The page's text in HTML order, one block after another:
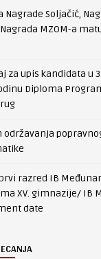
Nagrade Soljačić,
MZOM-a
za upis kandidata u
Diploma
održavanja
razred IB
XV. gimnazije/ IB
date